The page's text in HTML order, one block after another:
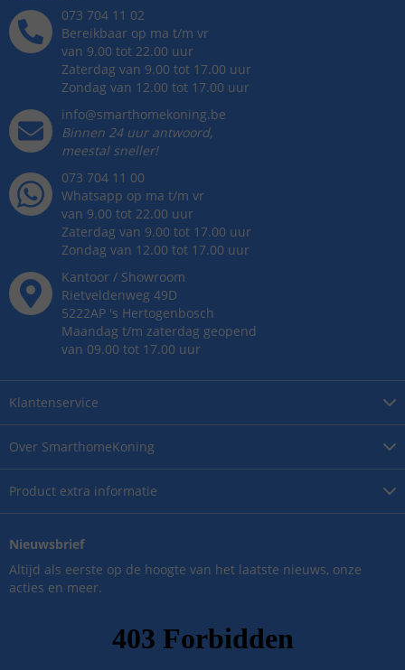
Over SmarthomeKoning
Product extra informatie
Klantenservice
073 704 11 02
Bereikbaar op ma t/m vr
van 9.00 tot 22.00 uur
Zaterdag van 9.00 tot 17.00 uur
Zondag van 12.00 tot 17.00 uur
info@smarthomekoning.be
Binnen 24 uur antwoord,
meestal sneller!
073 704 11 00
Whatsapp op ma t/m vr
van 9.00 tot 22.00 uur
Zaterdag van 9.00 tot 17.00 uur
Zondag van 12.00 tot 17.00 uur
Kantoor / Showroom
Rietveldenweg 49D
5222AP 's Hertogenbosch
Maandag t/m zaterdag geopend
van 09.00 tot 17.00 uur
Nieuwsbrief
Altijd als eerste op de hoogte van het laatste nieuws, onze
acties en meer.